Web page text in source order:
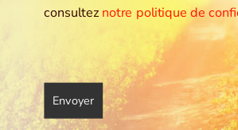
consultez notre politique de